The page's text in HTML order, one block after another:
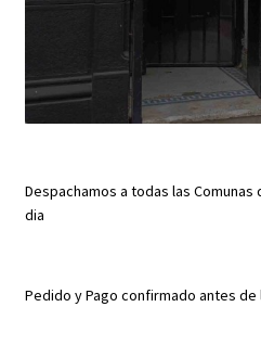
Despachamos a todas las
dia
Pedido y Pago confirmado antes de